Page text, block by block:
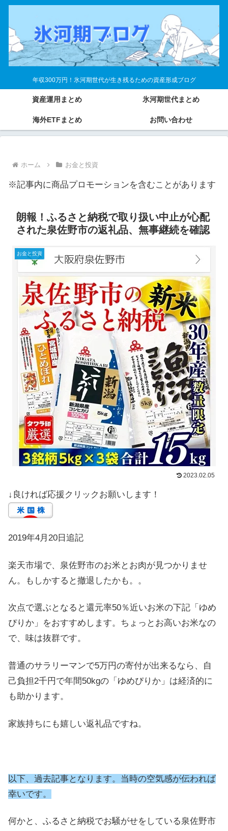
年収300万円！氷河期世代が生き残るための資産形成ブログ
資産運用まとめ 氷河期世代まとめ
海外ETFまとめ お問い合わせ
ホーム お金と投資
※記事内に商品プロモーションを含むことがあります
朗報！ふるさと納税で取り扱い中止が心配
された泉佐野市の返礼品、無事継続を確認
お金と投資
2023.02.05
↓良ければ応援クリックお願いします！
2019年4月20日追記
楽天市場で、泉佐野市のお米とお肉が見つかりませ
ん。もしかすると撤退したかも。。
次点で選ぶとなると還元率50％近いお米の下記「ゆめ
ぴりか」をおすすめします。ちょっとお高いお米なの
で、味は抜群です。
普通のサラリーマンで5万円の寄付が出来るなら、自
己負担2千円で年間50kgの「ゆめぴりか」は経済的に
も助かります。
家族持ちにも嬉しい返礼品ですね。
以下、過去記事となります。当時の空気感が伝われば
幸いです。
何かと、ふるさと納税でお騒がせをしている泉佐野市